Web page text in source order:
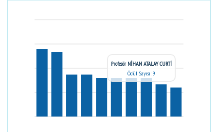
Profesör NİHAN ATALAY CURTİ
Ödül Sayısı: 9